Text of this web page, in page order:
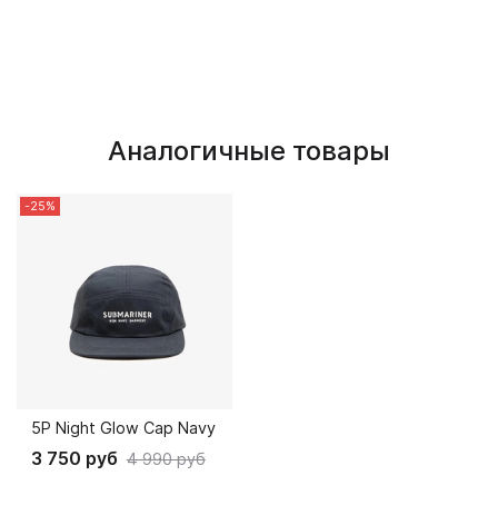
Аналогичные товары
-25%
5P Night Glow Cap Navy
3 750 руб 4 990 руб